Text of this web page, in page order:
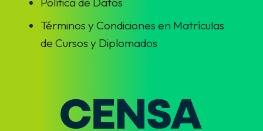
Términos y Condiciones en Matrículas
de Cursos y Diplomados